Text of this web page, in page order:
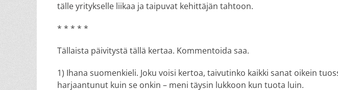
tälle yritykselle liikaa ja taipuvat kehittäjän tahtoon.
* * * * *
Tällaista päivitystä tällä kertaa. Kommentoida saa.
1) Ihana suomenkieli. Joku voisi kertoa, taivutinko kaikki sanat oikein
harjaantunut kuin se onkin – meni täysin lukkoon kun tuota luin.